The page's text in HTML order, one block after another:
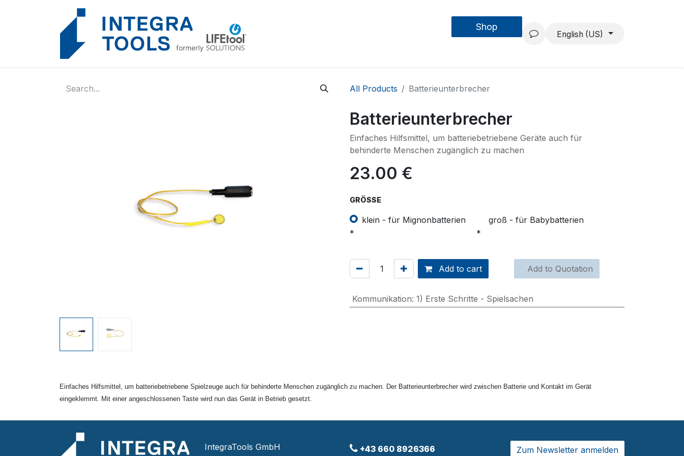
Forschung & Entwicklung Projekte
Shop
English (US)
All Products Batterieunterbrecher
Batterieunterbrecher
Einfaches Hilfsmittel, um batteriebetriebene Geräte auch für
behinderte Menschen zugänglich zu machen
23.00 €
GRÖSSE
klein - für Mignonbatterien groß - für Babybatterien
Add to cart Add to Quotation
Kommunikation: 1) Erste Schritte - Spielsachen
Einfaches Hilfsmittel, um batteriebetriebene Spielzeuge auch für behinderte Menschen zugänglich zu machen. Der Batterieunterbrecher wird zwischen Batterie und Kontakt im Gerät
eingeklemmt. Mit einer angeschlossenen Taste wird nun das Gerät in Betrieb gesetzt.
IntegraTools GmbH
+43 660 8926366 Zum Newsletter anmelden
Cookies management panel